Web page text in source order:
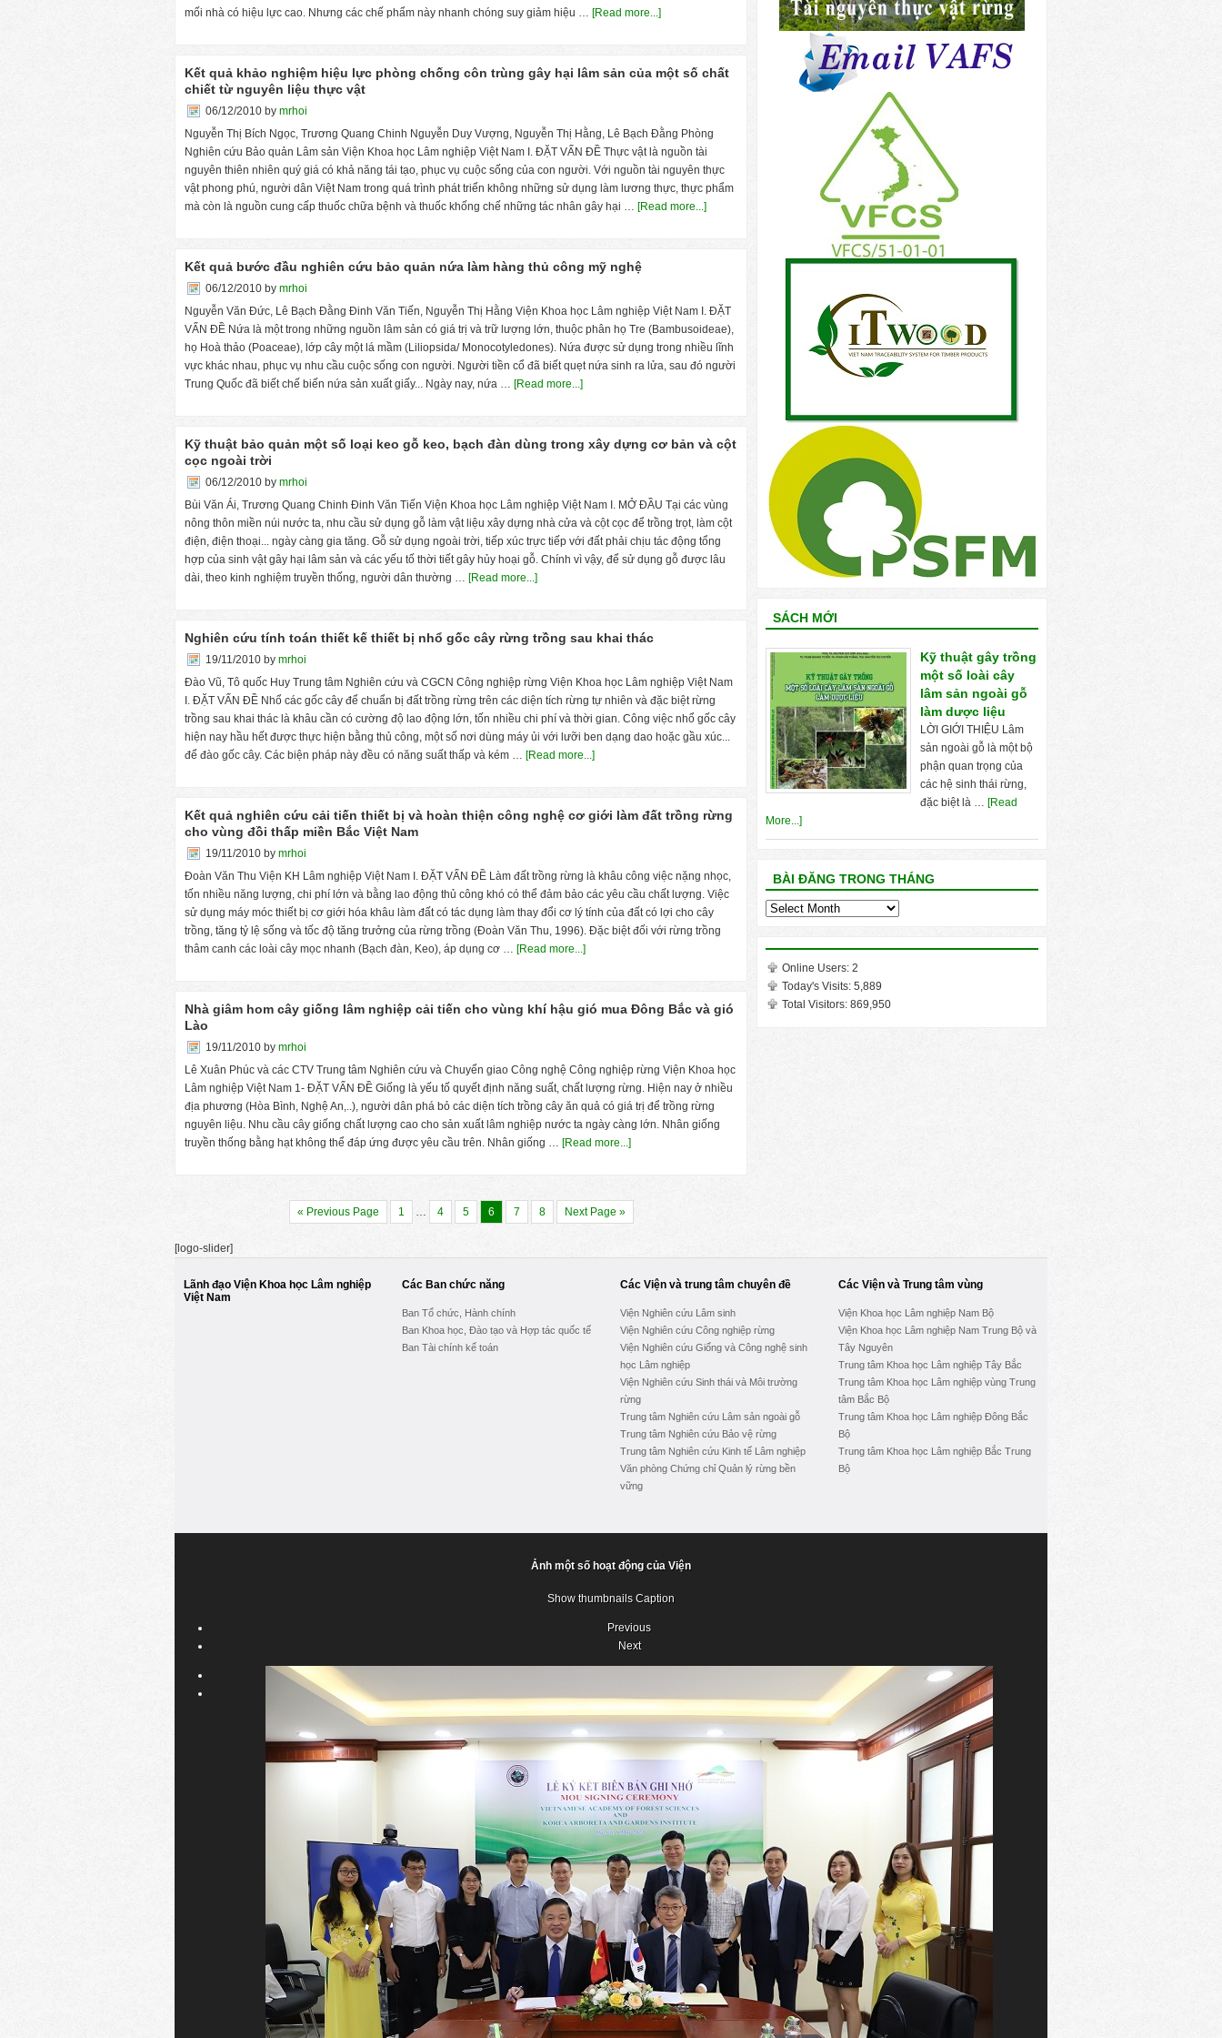
mối nhà có hiệu lực cao. Nhưng các chế phẩm này nhanh chóng suy giảm hiệu … [Read more...]
Kết quả khảo nghiệm hiệu lực phòng chống côn trùng gây hại lâm sản của một số chất
chiết từ nguyên liệu thực vật
06/12/2010 by mrhoi
Nguyễn Thị Bích Ngọc, Trương Quang Chinh Nguyễn Duy Vượng, Nguyễn Thị Hằng, Lê Bạch Đằng Phòng
Nghiên cứu Bảo quản Lâm sản Viện Khoa học Lâm nghiệp Việt Nam I. ĐẶT VẤN ĐỀ Thực vật là nguồn tài
nguyên thiên nhiên quý giá có khả năng tái tạo, phục vụ cuộc sống của con người. Với nguồn tài nguyên thực
vật phong phú, người dân Việt Nam trong quá trình phát triển không những sử dụng làm lư­ơng thực, thực phẩm
mà còn là nguồn cung cấp thuốc chữa bệnh và thuốc khống chế những tác nhân gây hại … [Read more...]
Kết quả bước đầu nghiên cứu bảo quản nứa làm hàng thủ công mỹ nghệ
06/12/2010 by mrhoi
Nguyễn Văn Đức, Lê Bạch Đằng Đinh Văn Tiến, Nguyễn Thị Hằng Viện Khoa học Lâm nghiệp Việt Nam I. ĐẶT
VẤN ĐỀ Nứa là một trong những nguồn lâm sản có giá trị và trữ lượng lớn, thuộc phân họ Tre (Bambusoideae),
họ Hoà thảo (Poaceae), lớp cây một lá mầm (Liliopsida/ Monocotyledones). Nứa được sử dụng trong nhiều lĩnh
vực khác nhau, phục vụ nhu cầu cuộc sống con người. Người tiền cổ đã biết quẹt nứa sinh ra lửa, sau đó người
Trung Quốc đã biết chế biến nứa sản xuất giấy... Ngày nay, nứa … [Read more...]
Kỹ thuật bảo quản một số loại keo gỗ keo, bạch đàn dùng trong xây dựng cơ bản và cột
cọc ngoài trời
06/12/2010 by mrhoi
Bùi Văn Ái, Trương Quang Chinh Đinh Văn Tiến Viện Khoa học Lâm nghiệp Việt Nam I. MỞ ĐẦU Tại các vùng
nông thôn miền núi nước ta, nhu cầu sử dụng gỗ làm vật liệu xây dựng nhà cửa và cột cọc để trồng trọt, làm cột
điện, điện thoại... ngày càng gia tăng. Gỗ sử dụng ngoài trời, tiếp xúc trực tiếp với đất phải chịu tác động tổng
hợp của sinh vật gây hại lâm sản và các yếu tố thời tiết gây hủy hoại gỗ. Chính vì vậy, để sử dụng gỗ được lâu
dài, theo kinh nghiệm truyền thống, người dân thường … [Read more...]
Nghiên cứu tính toán thiết kế thiết bị nhổ gốc cây rừng trồng sau khai thác
19/11/2010 by mrhoi
Đào Vũ, Tô quốc Huy Trung tâm Nghiên cứu và CGCN Công nghiệp rừng Viện Khoa học Lâm nghiệp Việt Nam
I. ĐẶT VẤN ĐỀ Nhổ các gốc cây để chuẩn bị đất trồng rừng trên các diện tích rừng tự nhiên và đặc biệt rừng
trồng sau khai thác là khâu cần có cường độ lao động lớn, tốn nhiều chi phí và thời gian. Công việc nhổ gốc cây
hiện nay hầu hết được thực hiện bằng thủ công, một số nơi dùng máy ủi với lưỡi ben dạng dao hoặc gầu xúc...
để đào gốc cây. Các biện pháp này đều có năng suất thấp và kém … [Read more...]
Kết quả nghiên cứu cải tiến thiết bị và hoàn thiện công nghệ cơ giới làm đất trồng rừng
cho vùng đồi thấp miền Bắc Việt Nam
19/11/2010 by mrhoi
Đoàn Văn Thu Viện KH Lâm nghiệp Việt Nam I. ĐẶT VẤN ĐỀ Làm đất trồng rừng là khâu công việc nặng nhọc,
tốn nhiều năng lượng, chi phí lớn và bằng lao động thủ công khó có thể đảm bảo các yêu cầu chất lượng. Việc
sử dụng máy móc thiết bị cơ giới hóa khâu làm đất có tác dụng làm thay đổi cơ lý tính của đất có lợi cho cây
trồng, tăng tỷ lệ sống và tốc độ tăng trưởng của rừng trồng (Đoàn Văn Thu, 1996). Đặc biệt đối với rừng trồng
thâm canh các loài cây mọc nhanh (Bạch đàn, Keo), áp dụng cơ … [Read more...]
Nhà giâm hom cây giống lâm nghiệp cải tiến cho vùng khí hậu gió mua Đông Bắc và gió
Lào
19/11/2010 by mrhoi
Lê Xuân Phúc và các CTV Trung tâm Nghiên cứu và Chuyển giao Công nghệ Công nghiệp rừng Viện Khoa học
Lâm nghiệp Việt Nam 1- ĐẶT VẤN ĐỀ Giống là yếu tố quyết định năng suất, chất lượng rừng. Hiện nay ở nhiều
địa phương (Hòa Bình, Nghệ An,..), người dân phá bỏ các diện tích trồng cây ăn quả có giá trị để trồng rừng
nguyên liệu. Nhu cầu cây giống chất lượng cao cho sản xuất lâm nghiệp nước ta ngày càng lớn. Nhân giống
truyền thống bằng hạt không thể đáp ứng được yêu cầu trên. Nhân giống … [Read more...]
« Previous Page 1 … 4 5 6 7 8 Next Page »
SÁCH MỚI
Kỹ thuật gây trồng
một số loài cây
lâm sản ngoài gỗ
làm dược liệu
LỜI GIỚI THIỆU Lâm
sản ngoài gỗ là một bộ
phận quan trọng của
các hệ sinh thái rừng,
đặc biệt là … [Read
More...]
BÀI ĐĂNG TRONG THÁNG
Bài
thángOnline Users: 2
Today's Visits: 5,889
Total Visitors: 869,950
[logo-slider]
Lãnh đạo Viện Khoa học Lâm nghiệp
Việt Nam
Các Ban chức năng
Ban Tổ chức, Hành chính
Ban Khoa học, Đào tạo và Hợp tác quốc tế
Ban Tài chính kế toán
Các Viện và trung tâm chuyên đề
Viện Nghiên cứu Lâm sinh
Viện Nghiên cứu Công nghiệp rừng
Viện Nghiên cứu Giống và Công nghệ sinh
học Lâm nghiệp
Viện Nghiên cứu Sinh thái và Môi trường
rừng
Trung tâm Nghiên cứu Lâm sản ngoài gỗ
Trung tâm Nghiên cứu Bảo vệ rừng
Trung tâm Nghiên cứu Kinh tế Lâm nghiệp
Văn phòng Chứng chỉ Quản lý rừng bền
vững
Các Viện và Trung tâm vùng
Viện Khoa học Lâm nghiệp Nam Bộ
Viện Khoa học Lâm nghiệp Nam Trung Bộ và
Tây Nguyên
Trung tâm Khoa học Lâm nghiệp Tây Bắc
Trung tâm Khoa học Lâm nghiệp vùng Trung
tâm Bắc Bộ
Trung tâm Khoa học Lâm nghiệp Đông Bắc
Bộ
Trung tâm Khoa học Lâm nghiệp Bắc Trung
Bộ
Ảnh một số hoạt động của Viện
Show thumbnails Caption
Previous
Next